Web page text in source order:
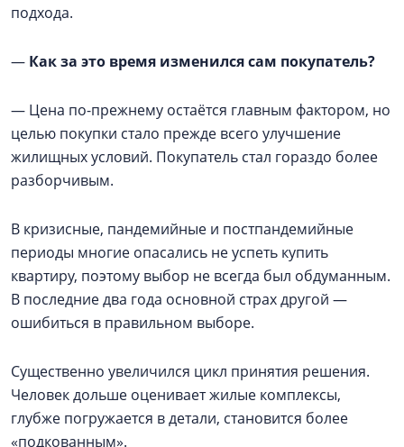
подхода.
— Как за это время изменился сам покупатель?
— Цена по-прежнему остаётся главным фактором, но
целью покупки стало прежде всего улучшение
жилищных условий. Покупатель стал гораздо более
разборчивым.
В кризисные, пандемийные и постпандемийные
периоды многие опасались не успеть купить
квартиру, поэтому выбор не всегда был обдуманным.
В последние два года основной страх другой —
ошибиться в правильном выборе.
Существенно увеличился цикл принятия решения.
Человек дольше оценивает жилые комплексы,
глубже погружается в детали, становится более
«подкованным».